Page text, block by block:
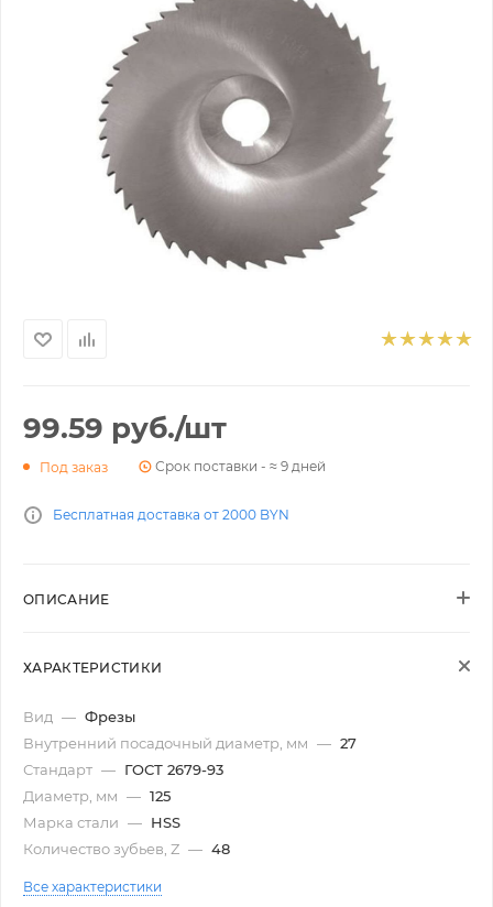
99.59 руб./шт
Под заказ Срок поставки - ≈ 9 дней
Бесплатная доставка от 2000 BYN
ОПИСАНИЕ
ХАРАКТЕРИСТИКИ
Вид — Фрезы
Внутренний посадочный диаметр, мм — 27
Стандарт — ГОСТ 2679-93
Диаметр, мм — 125
Марка стали — HSS
Количество зубьев, Z — 48
Все характеристики